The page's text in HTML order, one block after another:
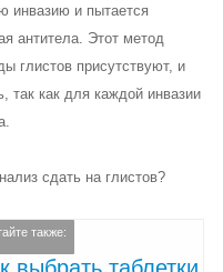
инвазию и пытается
антитела. Этот метод
глистов присутствуют, и
так как для каждой инвазии
сдать на глистов?
также:
выбрать таблетки